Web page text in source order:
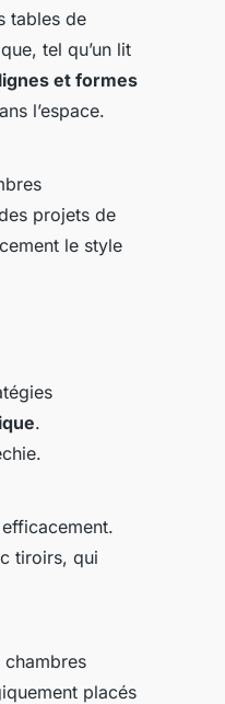
tables de
tel qu’un lit
lignes et formes
l’espace.
projets de
le style
.
tiroirs, qui
chambres
placés